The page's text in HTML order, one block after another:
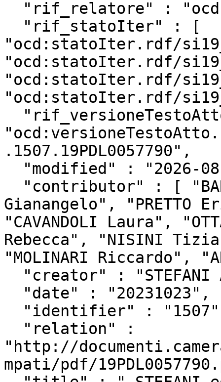
"ocd:statoIter.rdf/
"ocd:statoIter.rdf/
"ocd:statoIter.rdf/
"ocd:statoIter.rdf/
.1507.19PDL0057790",
Gianangelo", "PRETTO
"CAVANDOLI Laura",
Rebecca", "NISINI
"MOLINARI Riccardo",
"http://
mpati/pdf/